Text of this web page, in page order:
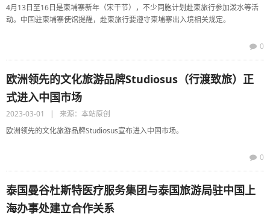
4月13日至16日是柬埔寨新年（宋干节），不少同胞计划赴柬旅行参加泼水等活
动。中国驻柬埔寨使馆提醒，赴柬旅行要遵守柬埔寨出入境相关规定。
0
欧洲领先的文化旅游品牌Studiosus（行渡致旅）正
式进入中国市场
2023-03-01 | 来源：本站原创
欧洲领先的文化旅游品牌Studiosus宣布进入中国市场。
0
泰国曼谷杜斯特医疗服务集团与泰国旅游局驻中国上
海办事处建立合作关系